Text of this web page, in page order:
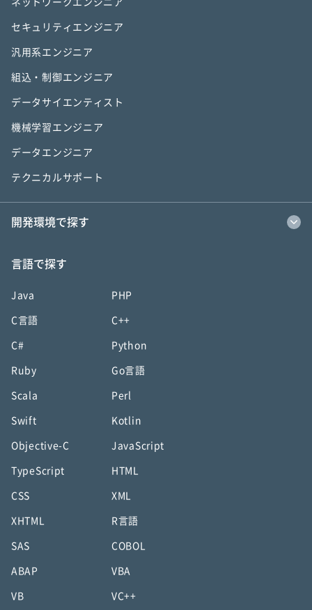
ネットワークエンジニア
セキュリティエンジニア
汎用系エンジニア
組込・制御エンジニア
データサイエンティスト
機械学習エンジニア
データエンジニア
テクニカルサポート
開発環境で探す
言語で探す
Java PHP
C言語 C++
C# Python
Ruby Go言語
Scala Perl
Swift Kotlin
Objective-C JavaScript
TypeScript HTML
CSS XML
XHTML R言語
SAS COBOL
ABAP VBA
VB VC++